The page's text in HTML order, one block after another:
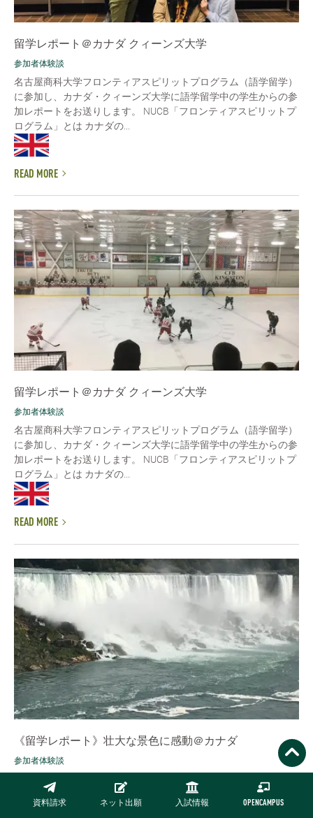
資料請求 ネット出願 入試情報 OPENCAMPUS
留学レポート＠カナダ クィーンズ大学
参加者体験談
名古屋商科大学フロンティアスピリットプログラム（語学留学）
に参加し、カナダ・クィーンズ大学に語学留学中の学生からの参
加レポートをお送りします。 NUCB「フロンティアスピリットプ
ログラム」とは カナダの...
READ MORE
留学レポート＠カナダ クィーンズ大学
参加者体験談
名古屋商科大学フロンティアスピリットプログラム（語学留学）
に参加し、カナダ・クィーンズ大学に語学留学中の学生からの参
加レポートをお送りします。 NUCB「フロンティアスピリットプ
ログラム」とは カナダの...
READ MORE
《留学レポート》壮大な景色に感動＠カナダ
参加者体験談
名古屋商科大学フロンティアスピリットプログラム（語学留学）
に参加し、カナダ・クィーンズ大学に語学留学中の学生からの参
加レポートをお送りします。 NUCB「フロンティアスピリットプ